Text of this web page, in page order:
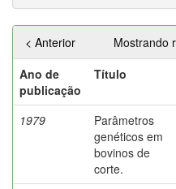
Mostrando
< Anterior
Ano de
publicação
Título
1979
Parâmetros
genéticos em
bovinos de
corte.